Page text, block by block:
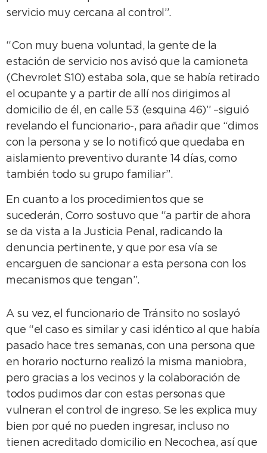
servicio muy cercana al control”.
“Con muy buena voluntad, la gente de la
estación de servicio nos avisó que la camioneta
(Chevrolet S10) estaba sola, que se había retirado
el ocupante y a partir de allí nos dirigimos al
domicilio de él, en calle 53 (esquina 46)” –siguió
revelando el funcionario-, para añadir que “dimos
con la persona y se lo notificó que quedaba en
aislamiento preventivo durante 14 días, como
también todo su grupo familiar”.
En cuanto a los procedimientos que se
sucederán, Corro sostuvo que “a partir de ahora
se da vista a la Justicia Penal, radicando la
denuncia pertinente, y que por esa vía se
encarguen de sancionar a esta persona con los
mecanismos que tengan”.
A su vez, el funcionario de Tránsito no soslayó
que “el caso es similar y casi idéntico al que había
pasado hace tres semanas, con una persona que
en horario nocturno realizó la misma maniobra,
pero gracias a los vecinos y la colaboración de
todos pudimos dar con estas personas que
vulneran el control de ingreso. Se les explica muy
bien por qué no pueden ingresar, incluso no
tienen acreditado domicilio en Necochea, así que